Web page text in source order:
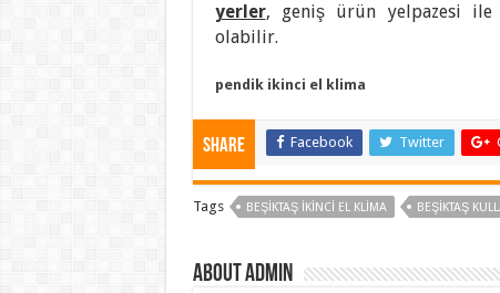
yerler, geniş ürün yelpazesi ile
olabilir.
pendik ikinci el klima
Share Facebook Twitter
Tags BEŞIKTAŞ İKINCI EL KLIMA BEŞIKTAŞ
About admin